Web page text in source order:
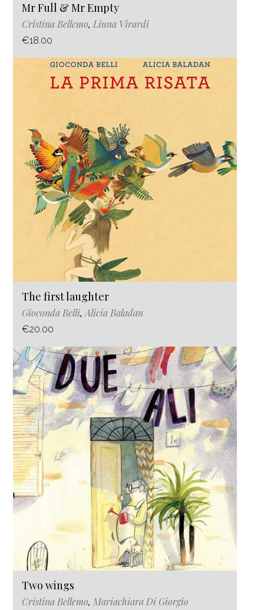
Mr Full & Mr Empty
Cristina Bellemo, Liuna Virardi
€18.00
The first laughter
Gioconda Belli,Alicia Baladan
€20.00
Two wings
Cristina Bellemo, Mariachiara Di Giorgio